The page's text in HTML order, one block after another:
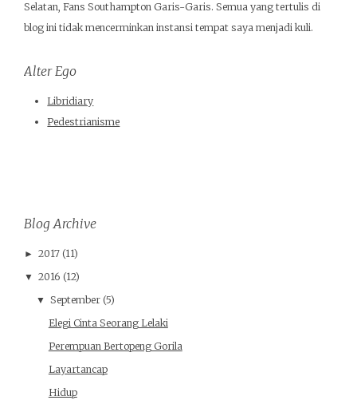
Selatan, Fans Southampton Garis-Garis. Semua yang tertulis di
blog ini tidak mencerminkan instansi tempat saya menjadi kuli.
Alter Ego
Libridiary
Pedestrianisme
Blog Archive
► 2017 (11)
▼ 2016 (12)
▼ September (5)
Elegi Cinta Seorang Lelaki
Perempuan Bertopeng Gorila
Layartancap
Hidup